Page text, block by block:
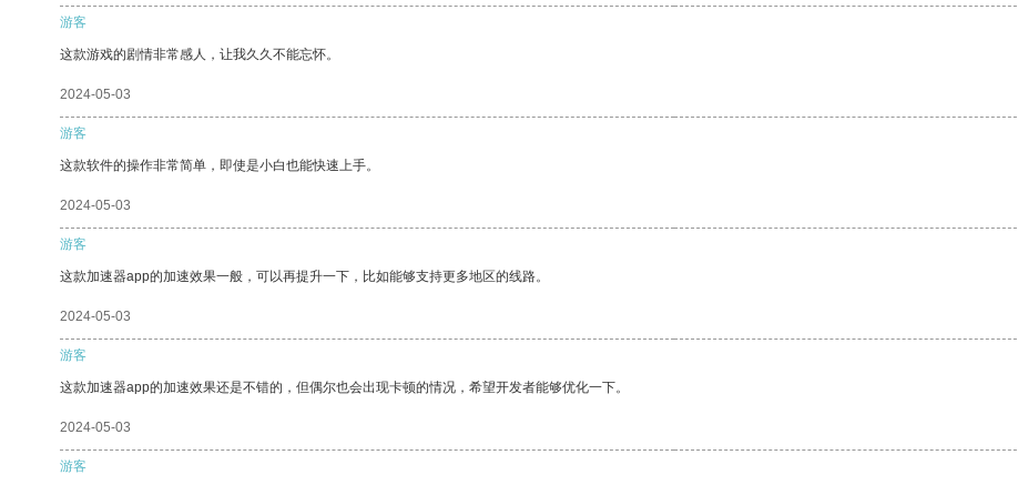
游客
这款游戏的剧情非常感人，让我久久不能忘怀。
2024-05-03
游客
这款软件的操作非常简单，即使是小白也能快速上手。
2024-05-03
游客
这款加速器app的加速效果一般，可以再提升一下，比如能够支持更多地区的线路。
2024-05-03
游客
这款加速器app的加速效果还是不错的，但偶尔也会出现卡顿的情况，希望开发者能够优化一下。
2024-05-03
游客